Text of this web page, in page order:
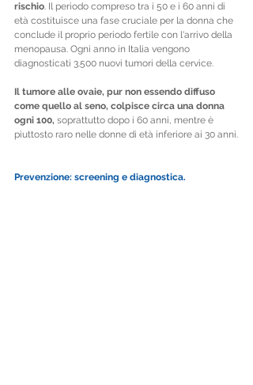
rischio . Il periodo compreso tra i 50 e i 60 anni di
età costituisce una fase cruciale per la donna che
conclude il proprio periodo fertile con l'arrivo della
menopausa. Ogni anno in Italia vengono
diagnosticati 3.500 nuovi tumori della cervice.
Il tumore alle ovaie, pur non essendo diffuso
come quello al seno, colpisce circa una donna
ogni 100, soprattutto dopo i 60 anni, mentre è
piuttosto raro nelle donne di età inferiore ai 30 anni.
Prevenzione: screening e diagnostica.